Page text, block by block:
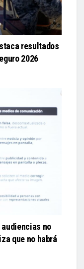
resultados
2026
no
que no habrá